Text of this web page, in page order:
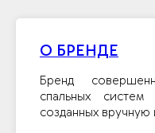
О БРЕНДЕ
Бренд
спальных
созданных